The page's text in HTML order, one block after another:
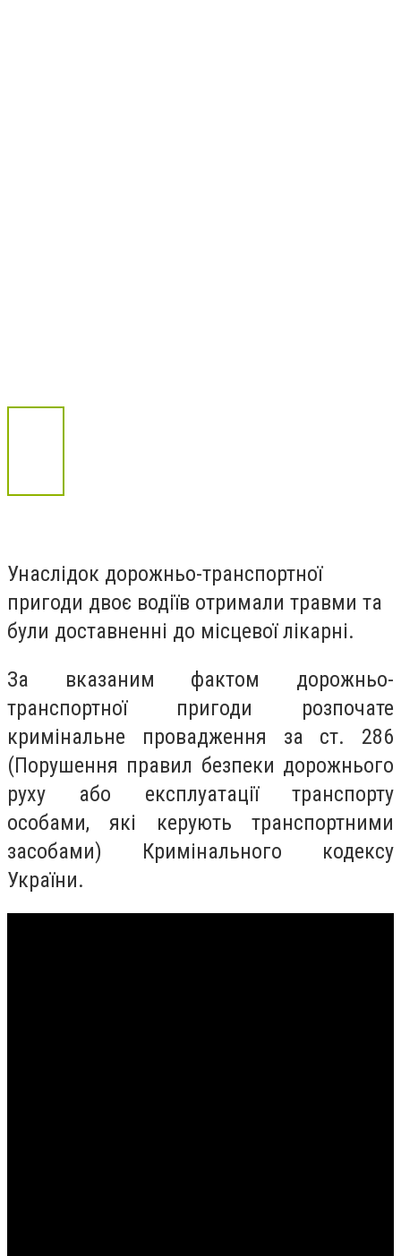
Унаслідок дорожньо-транспортної
пригоди двоє водіїв отримали травми та
були доставненні до місцевої лікарні.
За вказаним фактом дорожньо-
транспортної пригоди розпочате
кримінальне провадження за ст. 286
(Порушення правил безпеки дорожнього
руху або експлуатації транспорту
особами, які керують транспортними
засобами) Кримінального кодексу
України.